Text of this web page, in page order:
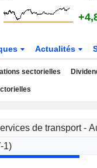
Actualités
sectorielles